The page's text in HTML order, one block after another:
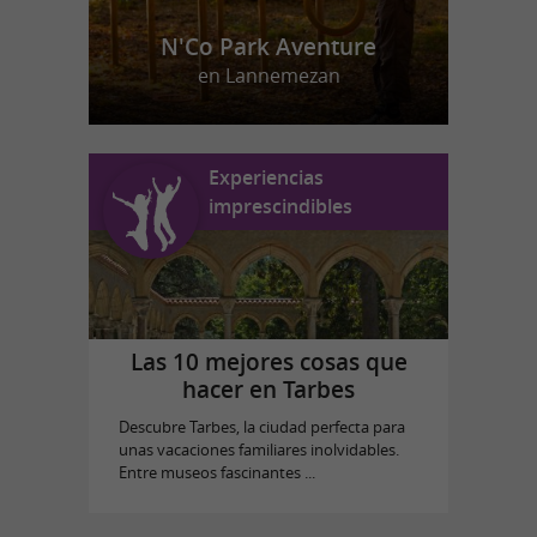
N'Co Park Aventure
en Lannemezan
Experiencias
imprescindibles
Las 10 mejores cosas que
hacer en Tarbes
Descubre Tarbes, la ciudad perfecta para
unas vacaciones familiares inolvidables.
Entre museos fascinantes ...